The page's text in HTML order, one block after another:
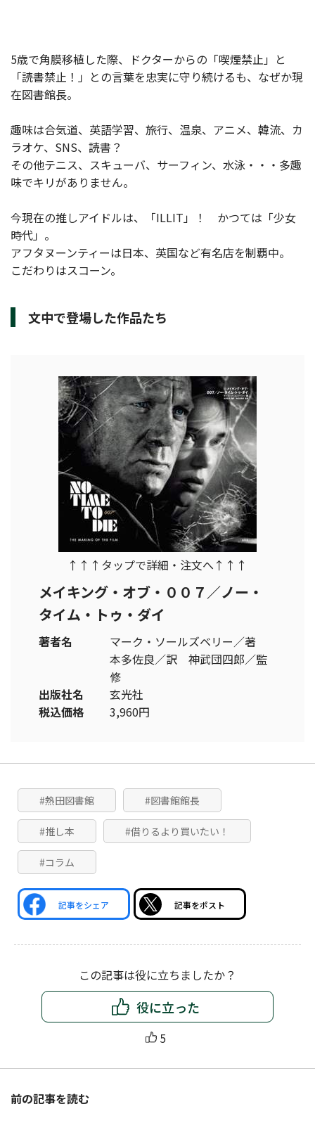
5歳で角膜移植した際、ドクターからの「喫煙禁止」と
「読書禁止！」との言葉を忠実に守り続けるも、なぜか現
在図書館長。
趣味は合気道、英語学習、旅行、温泉、アニメ、韓流、カ
ラオケ、SNS、読書？
その他テニス、スキューバ、サーフィン、水泳・・・多趣
味でキリがありません。
今現在の推しアイドルは、「ILLIT」！ かつては「少女
時代」。
アフタヌーンティーは日本、英国など有名店を制覇中。
こだわりはスコーン。
文中で登場した作品たち
↑↑↑タップで詳細・注文へ↑↑↑
メイキング・オブ・００７／ノー・
タイム・トゥ・ダイ
著者名
マーク・ソールズベリー／著
本多佐良／訳 神武団四郎／監
修
出版社名
玄光社
税込価格
3,960円
#熱田図書館 #図書館館長
#推し本 #借りるより買いたい！
#コラム
記事をシェア 記事をポスト
この記事は役に立ちましたか？
役に立った
5
前の記事を読む